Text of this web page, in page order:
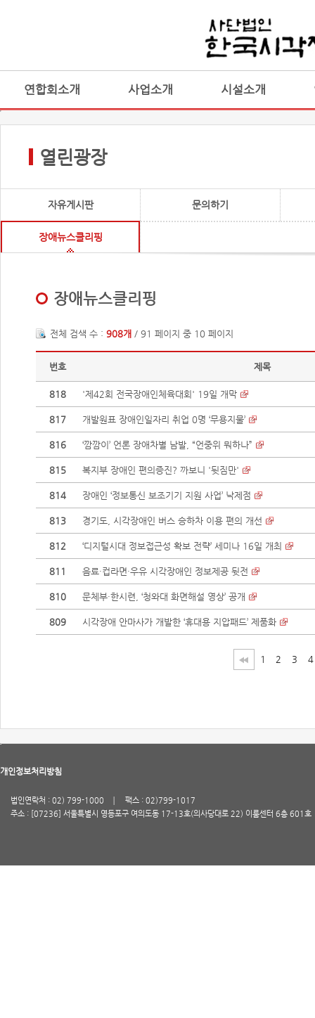
연합회소개 사업소개 시설소개
열린광장
자유게시판 문의하기
장애뉴스클리핑
장애뉴스클리핑
전체 검색 수 : 908개 / 91 페이지 중 10 페이지
번호 제목
818 '제42회 전국장애인체육대회' 19일 개막
817 개발원표 장애인일자리 취업 0명 ‘무용지물’
816 ‘깜깜이’ 언론 장애차별 남발, “언중위 뭐하나”
815 복지부 장애인 편의증진? 까보니 '뒷짐만'
814 장애인 ‘정보통신 보조기기 지원 사업’ 낙제점
813 경기도, 시각장애인 버스 승하차 이용 편의 개선
812 ‘디지털시대 정보접근성 확보 전략’ 세미나 16일 개최
811 음료·컵라면·우유 시각장애인 정보제공 뒷전
810 문체부·한시련, ‘청와대 화면해설 영상’ 공개
809 시각장애 안마사가 개발한 ‘휴대용 지압패드’ 제품화
1 2 3 4
개인정보처리방침
법인연락처 : 02) 799-1000
팩스 : 02)799-1017
주소 : [07236] 서울특별시 영등포구 여의도동 17-13호(의사당대로 22) 이룸센터 6층 601호